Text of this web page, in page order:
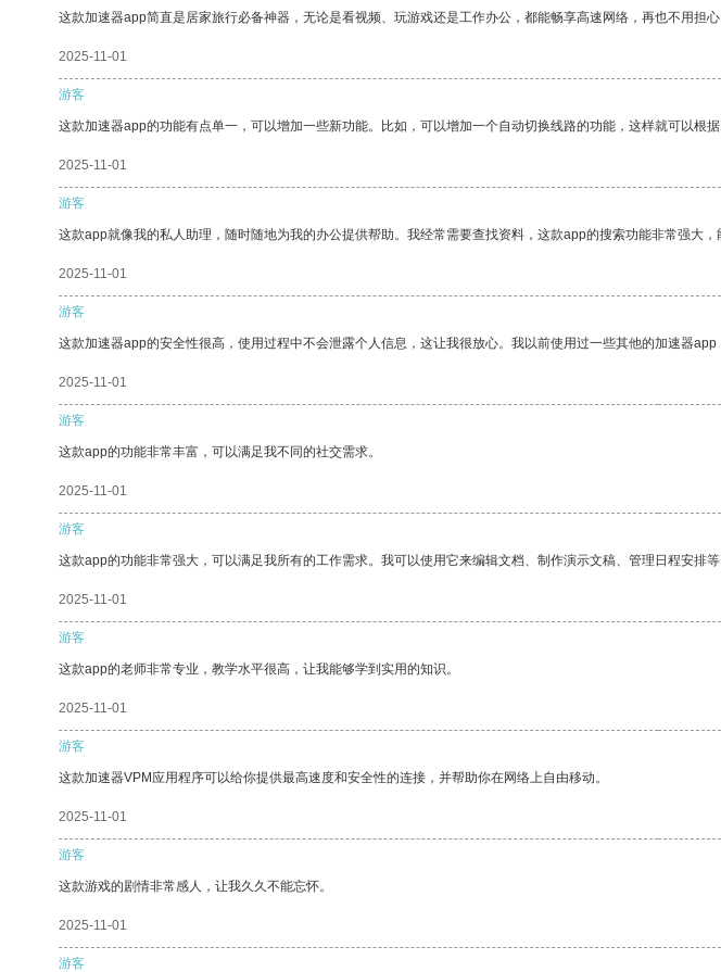
这款加速器app简直是居家旅行必备神器，无论是看视频、玩游戏还是工作办公，都能畅享高速网络，再也不用
2025-11-01
游客
这款加速器app的功能有点单一，可以增加一些新功能。比如，可以增加一个自动切换线路的功能，这样就可以根
2025-11-01
游客
这款app就像我的私人助理，随时随地为我的办公提供帮助。我经常需要查找资料，这款app的搜索功能非常强大，
2025-11-01
游客
这款加速器app的安全性很高，使用过程中不会泄露个人信息，这让我很放心。我以前使用过一些其他的加速器app
2025-11-01
游客
这款app的功能非常丰富，可以满足我不同的社交需求。
2025-11-01
游客
这款app的功能非常强大，可以满足我所有的工作需求。我可以使用它来编辑文档、制作演示文稿、管理日程安排等
2025-11-01
游客
这款app的老师非常专业，教学水平很高，让我能够学到实用的知识。
2025-11-01
游客
这款加速器VPM应用程序可以给你提供最高速度和安全性的连接，并帮助你在网络上自由移动。
2025-11-01
游客
这款游戏的剧情非常感人，让我久久不能忘怀。
2025-11-01
游客